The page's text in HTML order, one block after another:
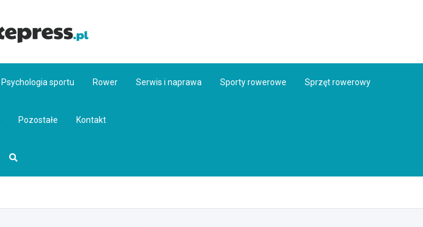
Psychologia sportu Rower Serwis i naprawa Sporty rowerowe Sprzęt rowerowy
Pozostałe Kontakt